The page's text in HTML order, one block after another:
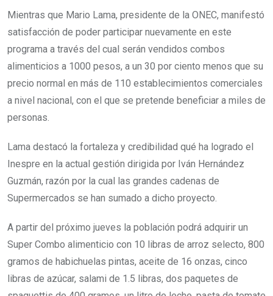
Mientras que Mario Lama, presidente de la ONEC, manifestó
satisfacción de poder participar nuevamente en este
programa a través del cual serán vendidos combos
alimenticios a 1000 pesos, a un 30 por ciento menos que su
precio normal en más de 110 establecimientos comerciales
a nivel nacional, con el que se pretende beneficiar a miles de
personas.
Lama destacó la fortaleza y credibilidad qué ha logrado el
Inespre en la actual gestión dirigida por Iván Hernández
Guzmán, razón por la cual las grandes cadenas de
Supermercados se han sumado a dicho proyecto.
A partir del próximo jueves la población podrá adquirir un
Super Combo alimenticio con 10 libras de arroz selecto, 800
gramos de habichuelas pintas, aceite de 16 onzas, cinco
libras de azúcar, salami de 1.5 libras, dos paquetes de